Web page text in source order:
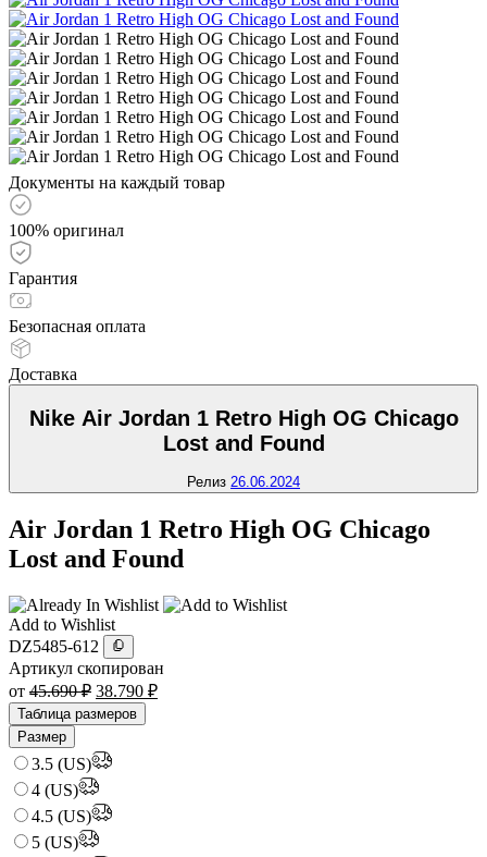
Документы на каждый товар
100% оригинал
Гарантия
Безопасная оплата
Доставка
Nike Air Jordan 1 Retro High OG Chicago
Lost and Found
Релиз 26.06.2024
Air Jordan 1 Retro High OG Chicago
Lost and Found
Add to Wishlist
DZ5485-612
Артикул скопирован
от 45.690₽ 38.790 ₽
Таблица размеров
Размер
3.5 (US)
4 (US)
4.5 (US)
5 (US)